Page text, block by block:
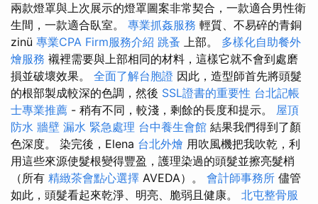
兩款燈罩與上次展示的燈罩圖案非常契合，一款適合男性衛
生間，一款適合臥室。 專業抓姦服務 輕質、不易碎的青銅
zinü 專業CPA Firm服務介紹 跳蚤 上部。 多樣化自助餐外
燴服務 襯裡需要與上部相同的材料，這樣它就不會到處磨
損並破壞效果。 全面了解台胞證 因此，造型師首先將頭髮
的根部製成較深的色調，然後 SSL證書的重要性 台北記帳
士專業推薦 - 稍有不同，較淺，剩餘的長度和提示。 屋頂
防水 牆壁 漏水 緊急處理 台中養生會館 結果我們得到了顏
色深度。 染完後，Elena 台北外燴 用吹風機把我吹乾，利
用這些來源使髮根變得豐盈，護理染過的頭髮並擦亮髮梢
（所有 精緻茶會點心選擇 AVEDA）。 會計師事務所 儘管
如此，頭髮看起來乾淨、明亮、脆弱且健康。 北屯整骨服